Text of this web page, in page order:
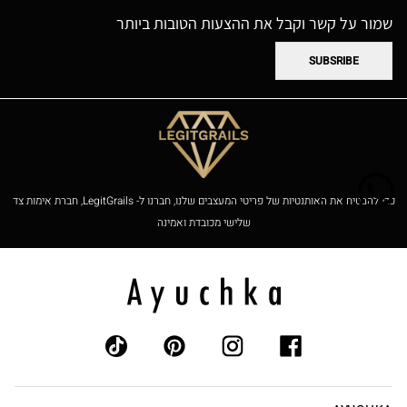
Pretty Ballerinas
Proenza Schouler
Rachel Zoe
Roger Vivien
See by Chloé
שמור על קשר וקבל את ההצעות הטובות ביותר
SUBSRIBE
כדי להבטיח את האותנטיות של פריטי המעצבים שלנו, חברנו ל- LegitGrails, חברת אימות צד
שלישי מכובדת ואמינה